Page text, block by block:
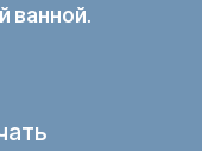
ванной.